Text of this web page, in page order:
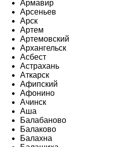
Армавир
Арсеньев
Арск
Артем
Артемовский
Архангельск
Асбест
Астрахань
Аткарск
Афипский
Афонино
Ачинск
Аша
Балабаново
Балаково
Балахна